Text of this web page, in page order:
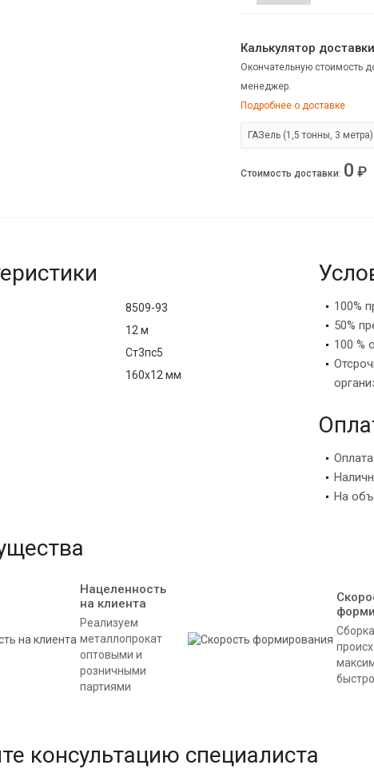
Калькулятор
Окончательную стоимость
менеджер.
Подробнее о доставке
Стоимость доставки: 0 ₽
8509-93
12 м
Ст3пс5
160х12 мм
100%
50%
100 %
На
Нацеленность
на клиента
Реализуем
металлопрокат
оптовыми и
розничными
партиями
быстро
консультацию специалиста